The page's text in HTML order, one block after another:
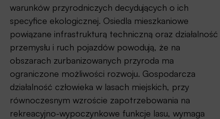
warunków przyrodniczych decydujących o ich
specyfice ekologicznej. Osiedla mieszkaniowe
powiązane infrastrukturą techniczną oraz działalność
przemysłu i ruch pojazdów powodują, że na
obszarach zurbanizowanych przyroda ma
ograniczone możliwości rozwoju. Gospodarcza
działalność człowieka w lasach miejskich, przy
równoczesnym wzroście zapotrzebowania na
rekreacyjno-wypoczynkowe funkcje lasu, wymaga